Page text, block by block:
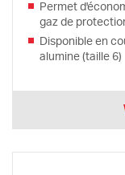
Permet
gaz de
Disponible en
alumine (taille 6)